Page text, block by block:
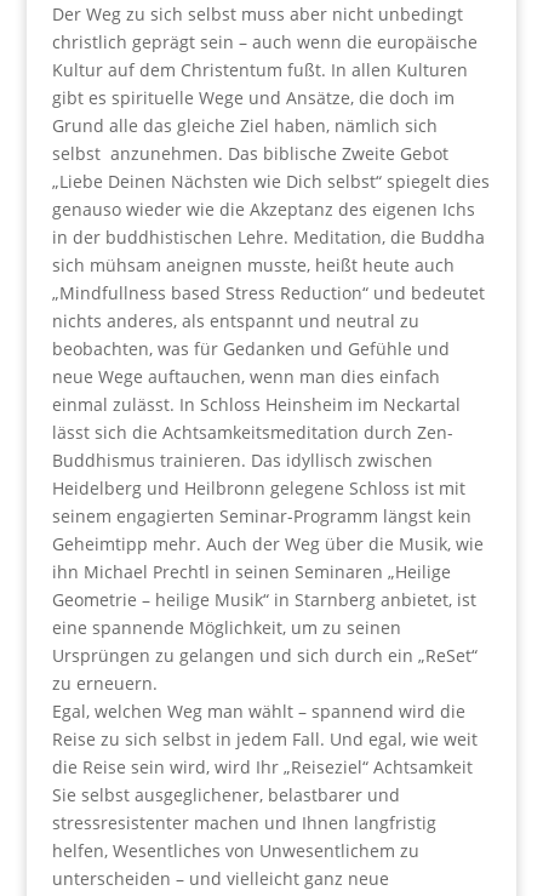
Der Weg zu sich selbst muss aber nicht unbedingt
christlich geprägt sein – auch wenn die europäische
Kultur auf dem Christentum fußt. In allen Kulturen
gibt es spirituelle Wege und Ansätze, die doch im
Grund alle das gleiche Ziel haben, nämlich sich
selbst anzunehmen. Das biblische Zweite Gebot
„Liebe Deinen Nächsten wie Dich selbst“ spiegelt dies
genauso wieder wie die Akzeptanz des eigenen Ichs
in der buddhistischen Lehre. Meditation, die Buddha
sich mühsam aneignen musste, heißt heute auch
„Mindfullness based Stress Reduction“ und bedeutet
nichts anderes, als entspannt und neutral zu
beobachten, was für Gedanken und Gefühle und
neue Wege auftauchen, wenn man dies einfach
einmal zulässt. In Schloss Heinsheim im Neckartal
lässt sich die Achtsamkeitsmeditation durch Zen-
Buddhismus trainieren. Das idyllisch zwischen
Heidelberg und Heilbronn gelegene Schloss ist mit
seinem engagierten Seminar-Programm längst kein
Geheimtipp mehr. Auch der Weg über die Musik, wie
ihn Michael Prechtl in seinen Seminaren „Heilige
Geometrie – heilige Musik“ in Starnberg anbietet, ist
eine spannende Möglichkeit, um zu seinen
Ursprüngen zu gelangen und sich durch ein „ReSet“
zu erneuern.
Egal, welchen Weg man wählt – spannend wird die
Reise zu sich selbst in jedem Fall. Und egal, wie weit
die Reise sein wird, wird Ihr „Reiseziel“ Achtsamkeit
Sie selbst ausgeglichener, belastbarer und
stressresistenter machen und Ihnen langfristig
helfen, Wesentliches von Unwesentlichem zu
unterscheiden – und vielleicht ganz neue